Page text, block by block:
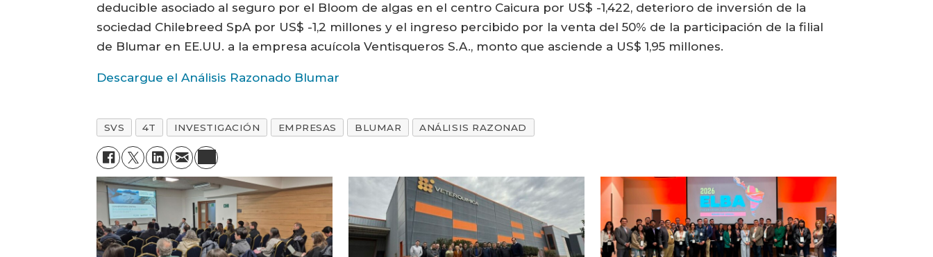
deducible asociado al seguro por el Bloom de algas en el centro Caicura por US$ -1,422, deterioro de inversión de la
sociedad Chilebreed SpA por US$ -1,2 millones y el ingreso percibido por la venta del 50% de la participación de la filial
de Blumar en EE.UU. a la empresa acuícola Ventisqueros S.A., monto que asciende a US$ 1,95 millones.
Descargue el Análisis Razonado Blumar
SVS 4T INVESTIGACIÓN EMPRESAS BLUMAR ANÁLISIS RAZONAD